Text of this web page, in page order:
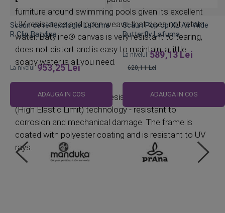
furniture around swimming pools given its excellent
UV resistance and open weave that does not retain
water. Batyline® canvas is very resistant to tearing,
does not distort and is easy to maintain, a little
soapy water is all you need.
Acier steelis a medium resistant steel with HEL
(High Elastic Limit) technology - resistant to
corrosion and mechanical damage. The frame is
coated with polyester coating and is resistant to UV
rays.
Scaun de reflexologie Lafuma
R Clip Batyline
La nivelul 953,25 Lei
ADAUGA IN COS
Scaun Pop Up XL Air Wide
Butterfly Lafuma
La nivelul 589,13 Lei
620,11 Lei
ADAUGA IN COS